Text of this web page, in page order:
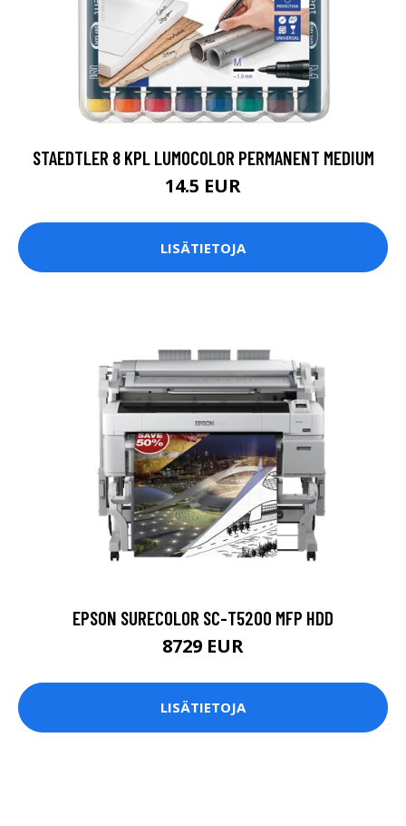
STAEDTLER 8 KPL LUMOCOLOR PERMANENT MEDIUM
14.5 EUR
LISÄTIETOJA
EPSON SURECOLOR SC-T5200 MFP HDD
8729 EUR
LISÄTIETOJA